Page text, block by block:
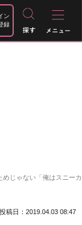
ン
録
めじゃない「俺はスニーカ
投稿日：2019.04.03 08:47